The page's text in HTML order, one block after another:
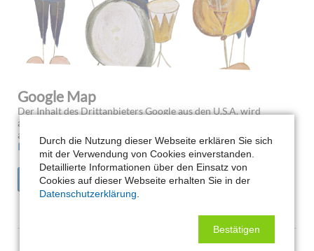
Google Map
Der Inhalt des Drittanbieters Google aus den U.S.A. wird
aufgrund Ihrer fehlenden Zustimmung zu Google Map nicht
angezeigt.
Klicken Sie hier um Ihre Einstellungen zu bearbeiten:
EINSTELLUNGEN BEARBEITEN
Durch die Nutzung dieser Webseite erklären Sie sich
mit der Verwendung von Cookies einverstanden.
Detaillierte Informationen über den Einsatz von
Cookies auf dieser Webseite erhalten Sie in der
Datenschutzerklärung
Bestätigen